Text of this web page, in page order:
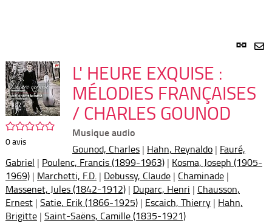
Lien
/5
0avis
L' HEURE EXQUISE :
MÉLODIES FRANÇAISES
/ CHARLES GOUNOD
Musique audio
Gounod, Charles | Hahn, Reynaldo | Fauré,
Gabriel | Poulenc, Francis (1899-1963) | Kosma, Joseph (1905-
1969) | Marchetti, F.D. | Debussy, Claude | Chaminade |
Massenet, Jules (1842-1912) | Duparc, Henri | Chausson,
Ernest | Satie, Erik (1866-1925) | Escaich, Thierry | Hahn,
Brigitte | Saint-Saëns, Camille (1835-1921)